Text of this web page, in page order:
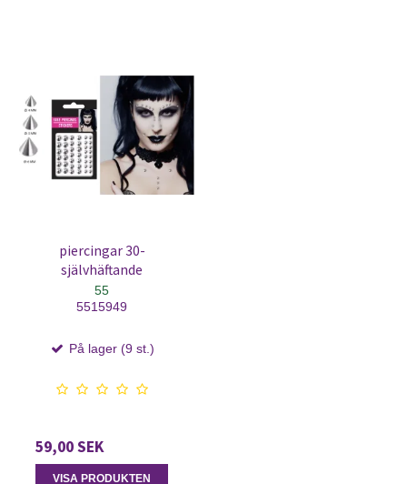
piercingar 30-
självhäftande
55
5515949
På lager (9 st.)
59,00 SEK
VISA PRODUKTEN